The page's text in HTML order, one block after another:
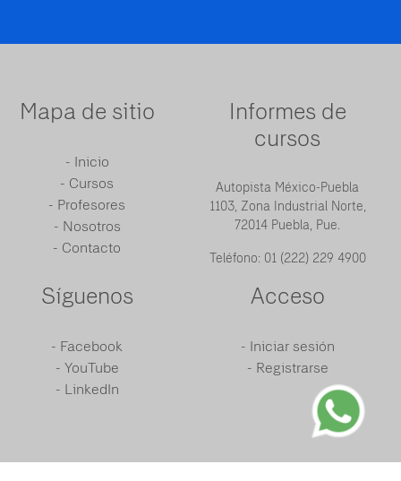
Mapa de sitio
- Inicio
- Cursos
- Profesores
- Nosotros
- Contacto
Informes de
cursos
Autopista México-Puebla
1103, Zona Industrial Norte,
72014 Puebla, Pue.
Teléfono: 01 (222) 229 4900
Síguenos
- Facebook
- YouTube
- LinkedIn
Acceso
- Iniciar sesión
- Registrarse